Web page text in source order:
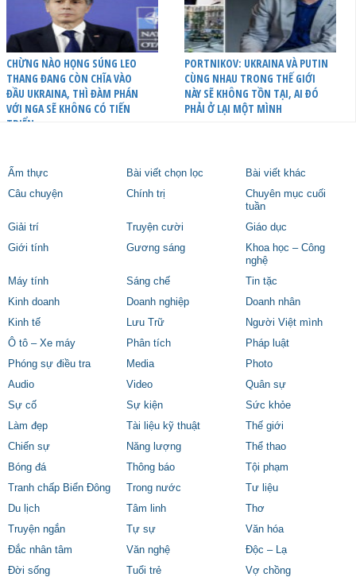
CHỪNG NÀO HỌNG SÚNG LEO
THANG ĐANG CÒN CHĨA VÀO
ĐẦU UKRAINA, THÌ ĐÀM PHÁN
VỚI NGA SẼ KHÔNG CÓ TIẾN
TRIỂN
PORTNIKOV: UKRAINA VÀ PUTIN
CÙNG NHAU TRONG THẾ GIỚI
NÀY SẼ KHÔNG TỒN TẠI, AI ĐÓ
PHẢI Ở LẠI MỘT MÌNH
Ẩm thực Bài viết chọn lọc
Bài viết khác
Câu chuyện
Chính trị
Chuyên mục cuối
tuần
Giải trí
Truyện cười
Giáo dục
Giới tính
Gương sáng
Khoa học – Công
nghệ
Máy tính
Sáng chế
Tin tặc
Kinh doanh
Doanh nghiệp
Doanh nhân
Kinh tế
Lưu Trữ
Người Việt mình
Ô tô – Xe máy
Phân tích
Pháp luật
Phóng sự điều tra
Media
Photo
Audio
Video
Quân sự
Sự cố
Sự kiện
Sức khỏe
Làm đẹp
Tài liệu kỹ thuật
Thế giới
Chiến sự
Năng lượng
Thể thao
Bóng đá
Thông báo
Tội phạm
Tranh chấp Biển Đông
Trong nước
Tư liệu
Du lịch
Tâm linh
Thơ
Truyện ngắn
Tự sự
Văn hóa
Đắc nhân tâm
Văn nghệ
Độc – Lạ
Đời sống
Tuổi trẻ Vợ chồng